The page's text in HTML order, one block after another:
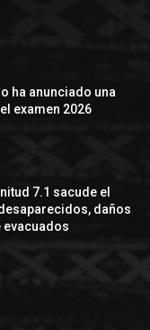
ha anunciado una
examen 2026
7.1 sacude el
daños
evacuados